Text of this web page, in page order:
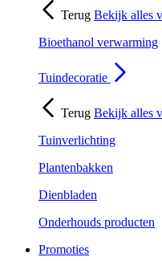
Terug Bekijk alles
Bioethanol verwarming
Tuindecoratie
Terug Bekijk alles
Tuinverlichting
Plantenbakken
Dienbladen
Onderhouds producten
Promoties